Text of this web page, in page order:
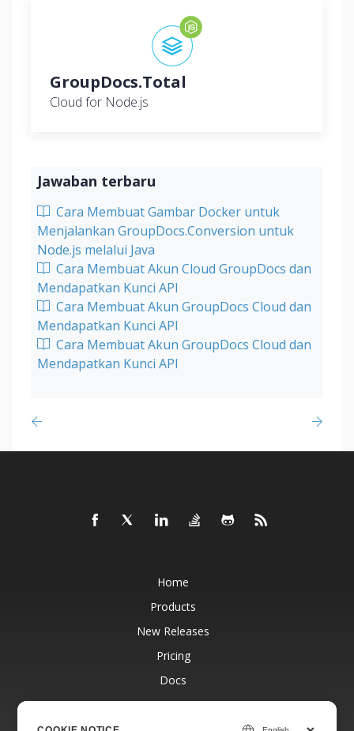
GroupDocs.Total
Cloud for Node.js
Jawaban terbaru
Cara Membuat Gambar Docker untuk
Menjalankan GroupDocs.Conversion untuk
Node.js melalui Java
Cara Membuat Akun Cloud GroupDocs dan
Mendapatkan Kunci API
Cara Membuat Akun GroupDocs Cloud dan
Mendapatkan Kunci API
Cara Membuat Akun GroupDocs Cloud dan
Mendapatkan Kunci API
Home
Products
New Releases
Pricing
Docs
Free Support